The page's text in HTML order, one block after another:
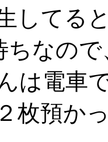
してる
ちなの
は電車
枚預か